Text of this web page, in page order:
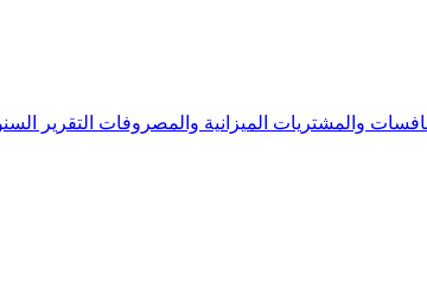
والمشتريات الميزانية والمصروفات التقرير